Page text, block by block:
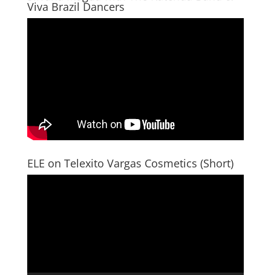
Viva Brazil Dancers
ELE on Telexito Vargas Cosmetics (Short)